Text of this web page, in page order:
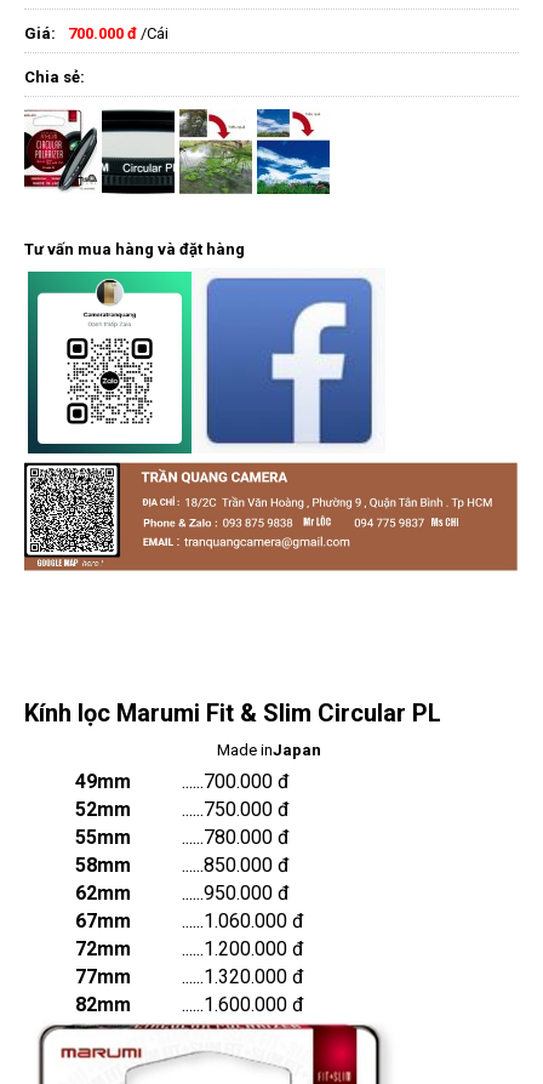
Giá: 700.000 đ /Cái
Chia sẻ:
Tư vấn mua hàng và đặt hàng
Kính lọc Marumi Fit & Slim Circular PL
Made inJapan
49mm
......700.000 đ
52mm
......750.000 đ
55mm
......780.000 đ
58mm
......850.000 đ
62mm
......950.000 đ
67mm
......1.060.000 đ
72mm
......1.200.000 đ
77mm
......1.320.000 đ
82mm
......1.600.000 đ